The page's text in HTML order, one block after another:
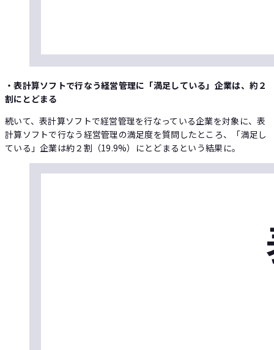
・表計算ソフトで行なう経営管理に「満足している」企業は、約２
割にとどまる
続いて、表計算ソフトで経営管理を行なっている企業を対象に、表
計算ソフトで行なう経営管理の満足度を質問したところ、「満足し
ている」企業は約２割（19.9%）にとどまるという結果に。